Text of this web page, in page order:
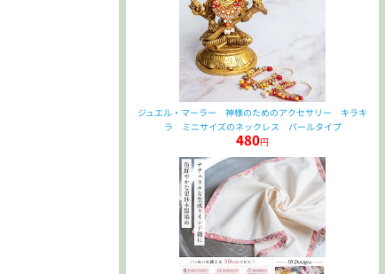
ジュエル・マーラー 神様のためのアクセサリー キラキ
ラ ミニサイズのネックレス パールタイプ
480円